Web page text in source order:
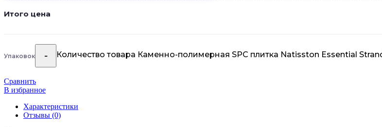
Итого цена
Упаковок Количество товара Каменно-полимерная SPC плитка Natisston Essential
Сравнить
В избранное
Характеристики
Отзывы (0)